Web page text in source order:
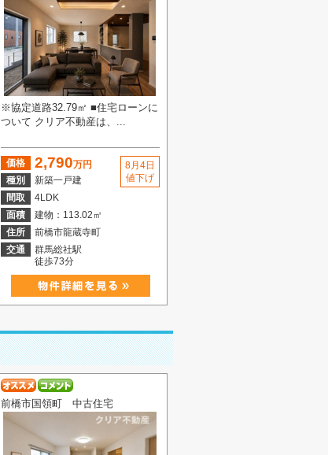
※協定道路32.79㎡ ■住宅ローンに
ついて クリア不動産は、...
価格 2,790万円
種別
新築一戸建
間取
4LDK
面積
建物：113.02㎡
住所
前橋市龍蔵寺町
交通
群馬総社駅
徒歩73分
8月4日
値下げ
前橋市国領町 中古住宅